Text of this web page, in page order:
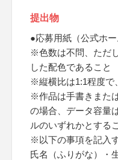
提出物
●応募用紙（公式ホ
※色数は不問、ただ
した配色であること
※縦横比は1:1程度で
※作品は手書きまた
の場合、データ容量
ルのいずれかとする
※以下の事項を記入
氏名（ふりがな）・